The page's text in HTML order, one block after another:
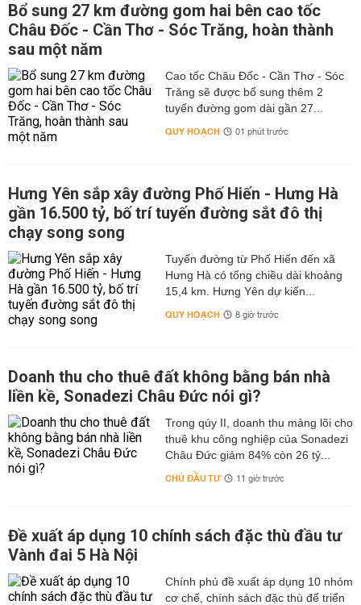
Bổ sung 27 km đường gom hai bên cao tốc
Châu Đốc - Cần Thơ - Sóc Trăng, hoàn thành
sau một năm
Cao tốc Châu Đốc - Cần Thơ - Sóc
Trăng sẽ được bổ sung thêm 2
tuyến đường gom dài gần 27...
QUY HOẠCH 01 phút trước
Hưng Yên sắp xây đường Phố Hiến - Hưng Hà
gần 16.500 tỷ, bố trí tuyến đường sắt đô thị
chạy song song
Tuyến đường từ Phố Hiến đến xã
Hưng Hà có tổng chiều dài khoảng
15,4 km. Hưng Yên dự kiến...
QUY HOẠCH 8 giờ trước
Doanh thu cho thuê đất không bằng bán nhà
liền kề, Sonadezi Châu Đức nói gì?
Trong qúy II, doanh thu mảng lõi cho
thuê khu công nghiệp của Sonadezi
Châu Đức giảm 84% còn 26 tỷ...
CHỦ ĐẦU TƯ 11 giờ trước
Đề xuất áp dụng 10 chính sách đặc thù đầu tư
Vành đai 5 Hà Nội
Chính phủ đề xuất áp dụng 10 nhóm
cơ chế, chính sách đặc thù để triển